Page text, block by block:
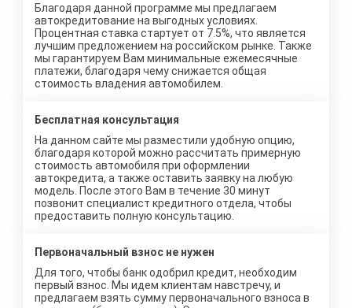
Благодаря данной программе мы предлагаем
автокредитование на выгодных условиях.
Процентная ставка стартует от 7.5%, что является
лучшим предложением на российском рынке. Также
мы гарантируем Вам минимальные ежемесячные
платежи, благодаря чему снижается общая
стоимость владения автомобилем.
Бесплатная консультация
На данном сайте мы разместили удобную опцию,
благодаря которой можно рассчитать примерную
стоимость автомобиля при оформлении
автокредита, а также оставить заявку на любую
модель. После этого Вам в течение 30 минут
позвонит специалист кредитного отдела, чтобы
предоставить полную консультацию.
Первоначальный взнос не нужен
Для того, чтобы банк одобрил кредит, необходим
первый взнос. Мы идем клиентам навстречу, и
предлагаем взять сумму первоначального взноса в